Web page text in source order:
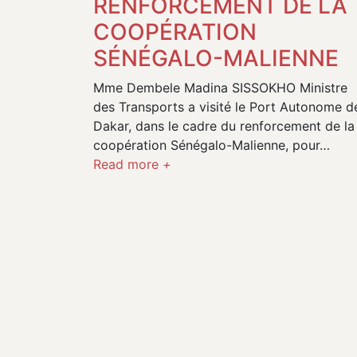
RENFORCEMENT DE LA
COOPÉRATION
SÉNÉGALO-MALIENNE
Mme Dembele Madina SISSOKHO Ministre
des Transports a visité le Port Autonome
Dakar, dans le cadre du renforcement de la
coopération Sénégalo-Malienne, pour…
Read more +